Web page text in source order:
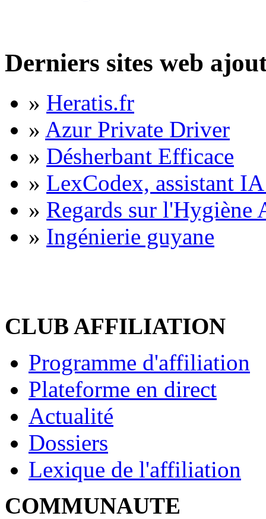
Derniers sites web
» Heratis.fr
» Azur Private Driver
» Désherbant Efficace
» LexCodex, assistant
» Regards sur l'Hygiène
» Ingénierie guyane
CLUB AFFILIATION
Programme d'affiliation
Plateforme en direct
Actualité
Dossiers
Lexique de l'affiliation
COMMUNAUTE